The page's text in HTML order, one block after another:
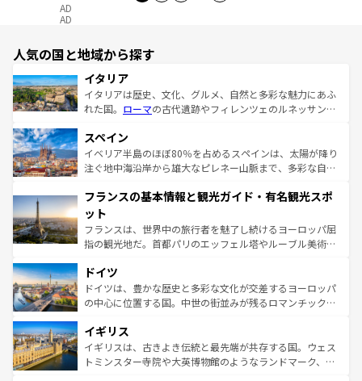
AD
AD
人気の国と地域から探す
イタリア
イタリアは歴史、文化、グルメ、自然と多彩な魅力にあふ
れた国。 ローマの古代遺跡やフィレンツェのルネッサンス
ろん、トスカーナの美しい田園風景やアマルフィ海岸の絶
景など、自然景観も見逃せない。観光の合間には、本場の
ピザやパスタなど、絶品のイタリア料理を堪能することも
ませてくれるイタリアで、忘れられない旅をしてみよう！
なお、新着のイタリア情報は
しい。
スペイン
イベリア半島のほぼ80％を占めるスペインは、太陽が降り
注ぐ地中海沿岸から雄大なピレネー山脈まで、多彩な自然
文化が根付くこの国では、情熱的なフラメンコ、熱気あふ
れる闘牛、そして美味しいタパスが生活の一部となってい
る。首都マドリードの洗練された雰囲気や、バルセロナの
アートに溢れた街角から、地方では古代ローマ遺跡や中世
せる。地方によって風土や気候が異なるスペインはその個
性で訪れる人を魅了する。 なお、新着のスペイン情報は コ
ンテンツ一覧を参照してほしい。
フランスの基本情報と観光ガイド・有名観光スポ
ット
フランスは、世界中の旅行者を魅了し続けるヨーロッパ屈
指の観光地だ。首都パリのエッフェル塔やルーブル美術館
で、幅広い魅力が詰まっている。華麗な宮殿、歴史的な大
聖堂、美しいビーチ、そして豊かな自然が、訪れる者を心
から魅了する。また、フランスは美食の国としても知ら
いる。シャンパンの発祥地であるランス、プロヴァンスの
香り高いラベンダー畑など、多彩な楽しみ方が可能だ。さ
らに、パリ以外の地域にも魅力が溢れており、どの街角に
ドイツ
ドイツは、豊かな歴史と多彩な文化が交差するヨーロッパ
の中心に位置する国。中世の街並みが残るロマンチック街
顔を持つこの国は、どこを歩いても飽きることがない。ベ
ルリンの文化的活気、バイエルン州のアルプスの絶景、そ
してライン川沿いのワイン畑といった風景は必見。ビール
イギリス
イギリスは、古きよき伝統と最先端が共存する国。ウェス
トミンスター寺院や大英博物館のようなランドマーク、歴